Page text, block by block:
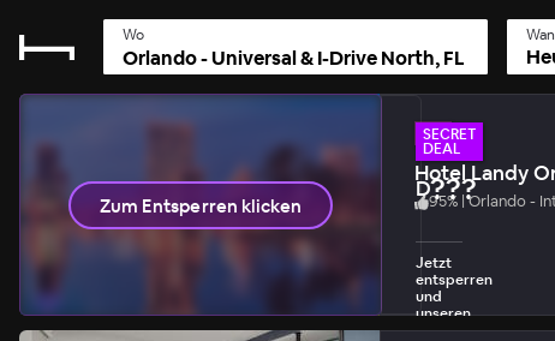
Wo
Noch 1 Zimmer HIP
95% | Orlando -
Zum Entsperren klicken
SECRET
DEAL
Dein
???
1 Freischaltung pro
Jetzt
entsperren
und
unseren
größten